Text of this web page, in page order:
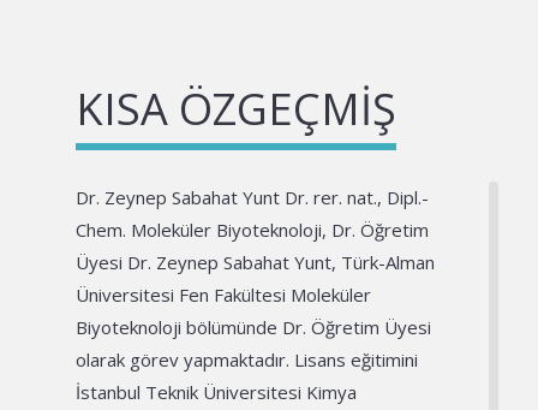
KISA ÖZGEÇMIŞ
Dr. Zeynep Sabahat Yunt Dr. rer. nat., Dipl.-
Chem. Moleküler Biyoteknoloji, Dr. Öğretim
Üyesi Dr. Zeynep Sabahat Yunt, Türk-Alman
Üniversitesi Fen Fakültesi Moleküler
Biyoteknoloji bölümünde Dr. Öğretim Üyesi
olarak görev yapmaktadır. Lisans eğitimini
İstanbul Teknik Üniversitesi Kimya